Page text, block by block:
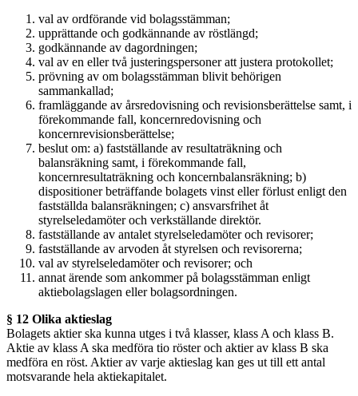
val av ordförande vid bolagsstämman;
upprättande och godkännande av röstlängd;
godkännande av dagordningen;
val av en eller två justeringspersoner att justera protokollet;
prövning av om bolagsstämman blivit behörigen
sammankallad;
framläggande av årsredovisning och revisionsberättelse samt, i
förekommande fall, koncernredovisning och
koncernrevisionsberättelse;
beslut om: a) fastställande av resultaträkning och
balansräkning samt, i förekommande fall,
koncernresultaträkning och koncernbalansräkning; b)
dispositioner beträffande bolagets vinst eller förlust enligt den
fastställda balansräkningen; c) ansvarsfrihet åt
styrelseledamöter och verkställande direktör.
fastställande av antalet styrelseledamöter och revisorer;
fastställande av arvoden åt styrelsen och revisorerna;
val av styrelseledamöter och revisorer; och
annat ärende som ankommer på bolagsstämman enligt
aktiebolagslagen eller bolagsordningen.
§ 12 Olika aktieslag
Bolagets aktier ska kunna utges i två klasser, klass A och klass B.
Aktie av klass A ska medföra tio röster och aktier av klass B ska
medföra en röst. Aktier av varje aktieslag kan ges ut till ett antal
motsvarande hela aktiekapitalet.